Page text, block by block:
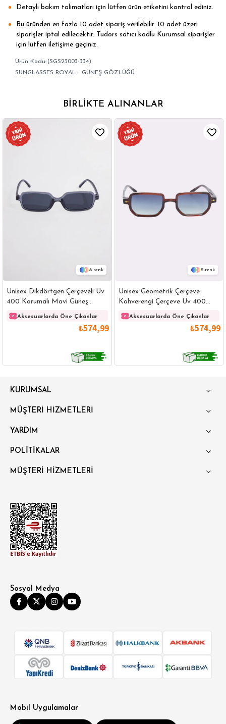
Detaylı bakım talimatları için lütfen ürün etiketini kontrol ediniz.
Bu üründen en fazla 10 adet sipariş verilebilir. 10 adet üzeri
siparişler iptal edilecektir. Tudors satıcı kodlu Kurumsal siparişler
için lütfen iletişime geçiniz.
(SGS23003-334)
SUNGLASSES ROYAL - GÜNEŞ GÖZLÜĞÜ
BIRLIKTE ALINANLAR
8
Unisex Dikdörtgen Çerçeveli Uv
400 Korumalı Mavi Güneş
Gözlüğü
Aksesuarlarda Öne Çıkanlar
₺574,99
8
Unisex Geometrik Çerçeve
Kahverengi Çerçeve Uv 400
Korumalı Güneş Gözlüğü
Aksesuarlarda Öne Çıkanlar
₺574,99
SÜPER SLİM FİT
RELAX FİT
KURUMSAL
MÜŞTERİ HİZMETLERİ
YARDIM
POLİTİKALAR
MÜŞTERİ HİZMETLERİ
Sosyal Medya
Mobil Uygulamalar